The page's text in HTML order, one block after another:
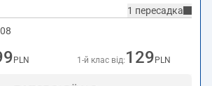
1 пересадка
PLN 1-й клас від: 129 PLN